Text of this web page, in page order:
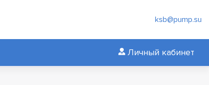
ksb@pump.su
Личный кабинет